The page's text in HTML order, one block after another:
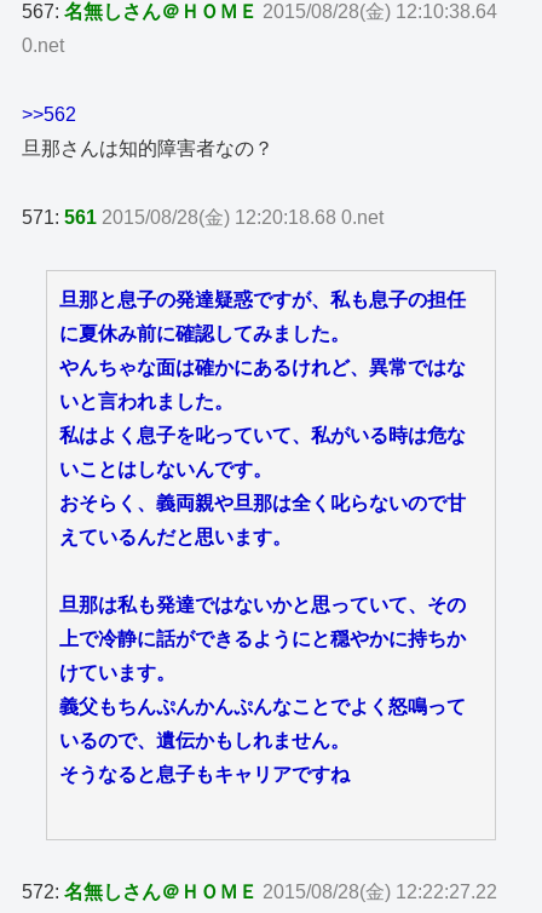
567:名無しさん＠ＨＯＭＥ 2015/08/28(金) 12:10:38.64
0.net
>>562
旦那さんは知的障害者なの？
571:561 2015/08/28(金) 12:20:18.68 0.net
旦那と息子の発達疑惑ですが、私も息子の担任
に夏休み前に確認してみました。
やんちゃな面は確かにあるけれど、異常ではな
いと言われました。
私はよく息子を叱っていて、私がいる時は危な
いことはしないんです。
おそらく、義両親や旦那は全く叱らないので甘
えているんだと思います。
旦那は私も発達ではないかと思っていて、その
上で冷静に話ができるようにと穏やかに持ちか
けています。
義父もちんぷんかんぷんなことでよく怒鳴って
いるので、遺伝かもしれません。
そうなると息子もキャリアですね
572:名無しさん＠ＨＯＭＥ 2015/08/28(金) 12:22:27.22